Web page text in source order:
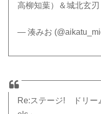
高柳知葉）＆城北玄
— 湊みお
Re:ステージ! ドリー